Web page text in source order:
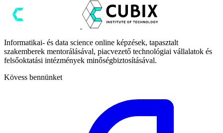
Informatikai- és data science online képzések, tapasztalt
szakemberek mentorálásával, piacvezető technológiai vállalatok és
felsőoktatási intézmények minőségbiztosításával.
Kövess bennünket